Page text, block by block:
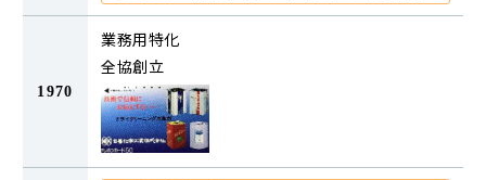
1970
業務用特化
全協創立